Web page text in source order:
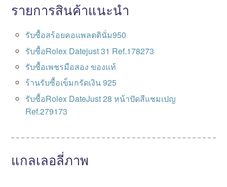
รายการสินค้าแนะนำ
รับซื้อสร้อยคอแพลตตินั่ม950
รับซื้อRolex Datejust 31 Ref.178273
รับซื้อเพชรมือสอง ของแท้
ร้านรับซื้อเข็มกรัดเงิน 925
รับซื้อRolex DateJust 28 หน้าปัดสีแชมเปญ
Ref.279173
แกลเลอลี่ภาพ